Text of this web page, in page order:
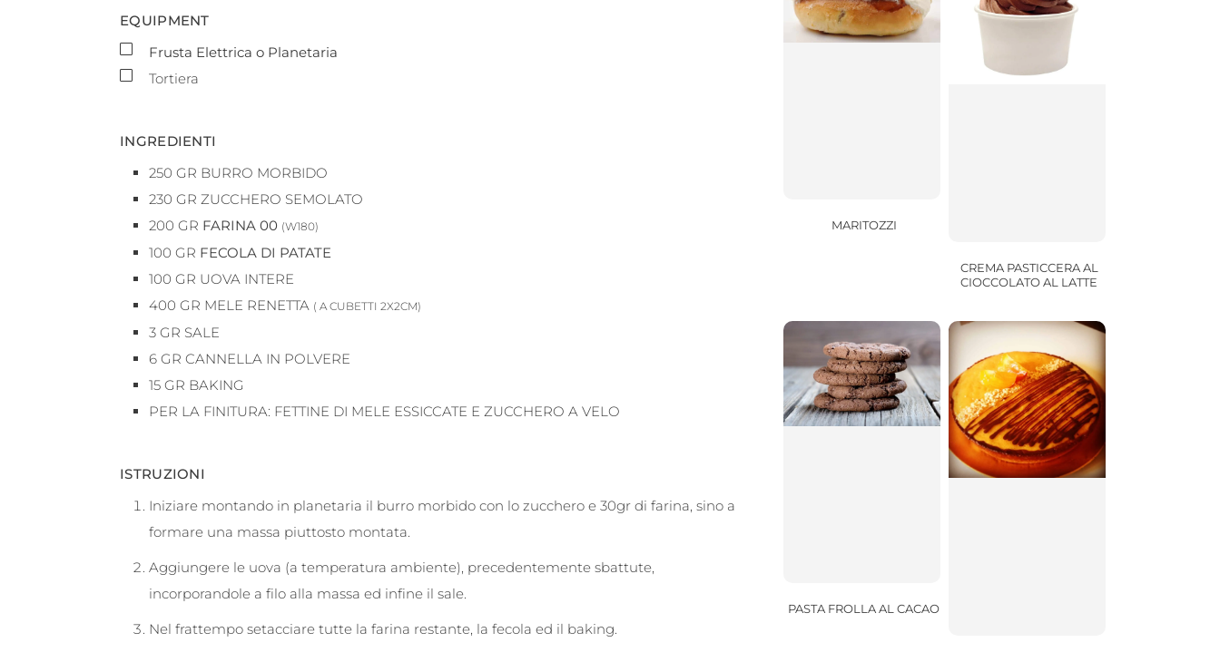
EQUIPMENT
▢
Frusta Elettrica o Planetaria
▢
Tortiera
INGREDIENTI
250 GR BURRO MORBIDO
230 GR ZUCCHERO SEMOLATO
200 GR FARINA 00 (W180)
100 GR FECOLA DI PATATE
100 GR UOVA INTERE
400 GR MELE RENETTA ( A CUBETTI 2X2CM)
3 GR SALE
6 GR CANNELLA IN POLVERE
15 GR BAKING
PER LA FINITURA: FETTINE DI MELE ESSICCATE E ZUCCHERO A VELO
ISTRUZIONI
Iniziare montando in planetaria il burro morbido con lo zucchero e 30gr di farina, sino a
formare una massa piuttosto montata.
Aggiungere le uova (a temperatura ambiente), precedentemente sbattute,
incorporandole a filo alla massa ed infine il sale.
Nel frattempo setacciare tutte la farina restante, la fecola ed il baking.
MARITOZZI
CREMA PASTICCERA AL
CIOCCOLATO AL LATTE
PASTA FROLLA AL CACAO